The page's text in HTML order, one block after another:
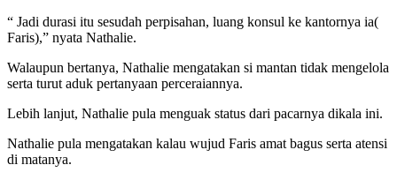
“ Jadi durasi itu sesudah perpisahan, luang konsul ke kantornya ia(
Faris),” nyata Nathalie.
Walaupun bertanya, Nathalie mengatakan si mantan tidak mengelola
serta turut aduk pertanyaan perceraiannya.
Lebih lanjut, Nathalie pula menguak status dari pacarnya dikala ini.
Nathalie pula mengatakan kalau wujud Faris amat bagus serta atensi
di matanya.